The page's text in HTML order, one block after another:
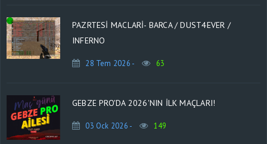
PAZRTESI MACLARI- BARCA / DUST4EVER /
INFERNO
28 Tem 2026 - 63
GEBZE PRO'DA 2026'NIN İLK MAÇLARI!
03 Ock 2026 - 149